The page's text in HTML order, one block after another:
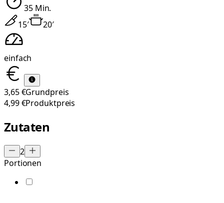
35Min.
15′ 20′
einfach
3,65 €Grundpreis
4,99 €Produktpreis
Zutaten
2
Portionen